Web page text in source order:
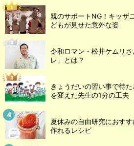
親のサポートNG！キッザ
どもが見せた意外な姿
令和ロマン・松井ケムリ
レ」とは？
きょうだいの習い事で待
を変えた先生の1分の工夫
夏休みの自由研究におす
作れるレシピ